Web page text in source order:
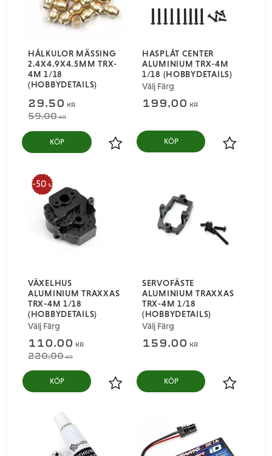
HÅLKULOR MÄSSING
2.4X4.9X4.5MM TRX-
4M 1/18
(HOBBYDETAILS)
29,50 KR
59,00KR
Lägg till i favoriter
KÖP
HASPLÅT CENTER
ALUMINIUM TRX-4M
1/18 (HOBBYDETAILS)
Välj Färg
199,00 KR
Lägg till i
VÄXELHUS
ALUMINIUM TRAXXAS
TRX-4M 1/18
(HOBBYDETAILS)
Välj Färg
110,00 KR
220,00KR
50 %
Lägg till i favoriter
SERVOFÄSTE
ALUMINIUM TRAXXAS
TRX-4M 1/18
(HOBBYDETAILS)
Välj Färg
159,00 KR
Lägg till i